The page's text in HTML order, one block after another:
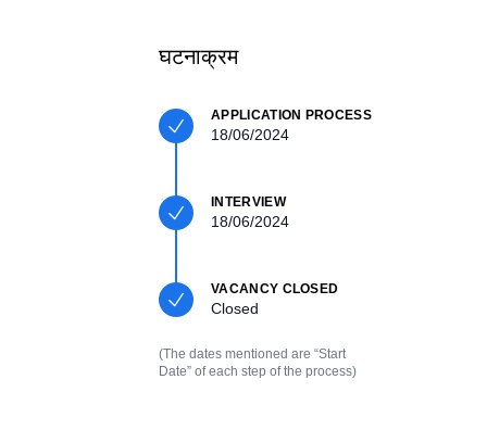
घटनाक्रम
APPLICATION PROCESS
18/06/2024
INTERVIEW
18/06/2024
VACANCY CLOSED
Closed
(The dates mentioned are “Start
Date” of each step of the process)